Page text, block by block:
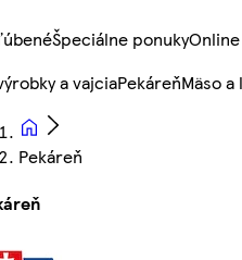
Špeciálne ponuky
a vajciaPekáreňMäso a
Pekáreň